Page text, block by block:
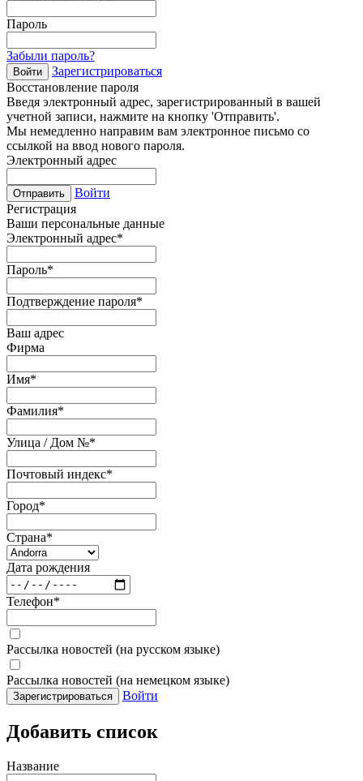
Пароль
Забыли пароль?
Войти
Зарегистрироваться
Восстановление пароля
Введя электронный адрес, зарегистрированный в вашей
учетной записи, нажмите на кнопку 'Отправить'.
Мы немедленно направим вам электронное письмо со
ссылкой на ввод нового пароля.
Электронный адрес
Отправить
Войти
Регистрация
Ваши персональные данные
Электронный адрес*
Пароль*
Подтверждение пароля*
Ваш адрес
Фирма
Имя*
Фамилия*
Улица / Дом №*
Почтовый индекс*
Город*
Страна*
Дата рождения
Телефон*
Рассылка новостей (на русском языке)
Рассылка новостей (на немецком языке)
Зарегистрироваться Войти
Добавить список
Название